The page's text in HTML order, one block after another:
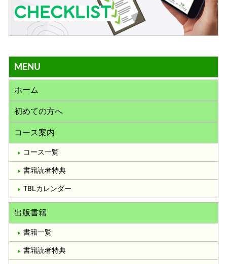
MENU
ホーム
初めての方へ
コース案内
コース一覧
書籍読者特典
TBLカレンダー
出版書籍
書籍一覧
書籍読者特典